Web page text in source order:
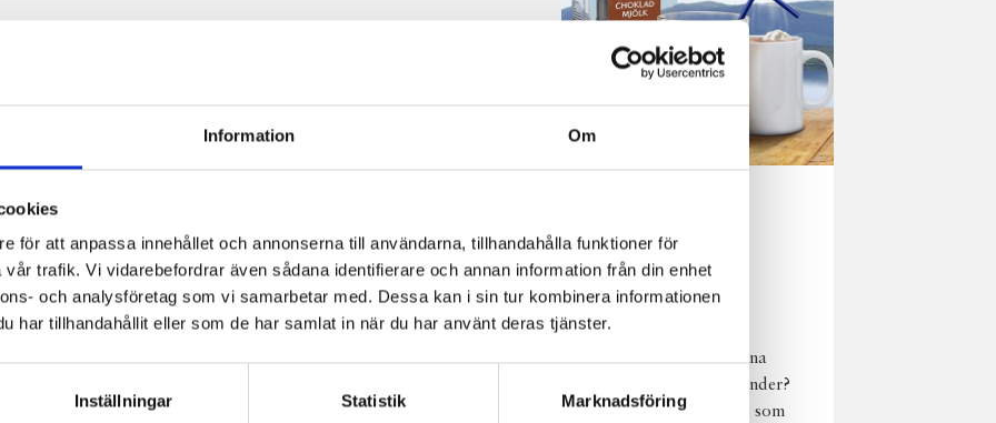
Information Om
för att anpassa innehållet och annonserna till användarna, tillhandahålla funktioner för
trafik. Vi vidarebefordrar även sådana identifierare och annan information från din enhet
och analysföretag som vi samarbetar med. Dessa kan i sin tur kombinera informationen
har tillhandahållit eller som de har samlat in när du har använt deras tjänster.
Inställningar Statistik Marknadsföring
njutning i alla
väder
Har du provat
chokladmjölk från dina
norrländska mjölkbönder?
Den är lika god varm som